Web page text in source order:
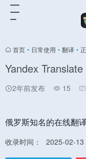
首页 • 日常使用 • 翻译 •
Yandex Translate
2年前发布 15
俄罗斯知名的在线翻
收录时间： 2025-02-13